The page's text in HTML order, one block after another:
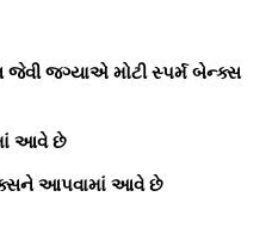
જેવી જગ્યાએ મોટી સ્પર્મ બેન્ક્સ
આવે છે
આપવામાં આવે છે